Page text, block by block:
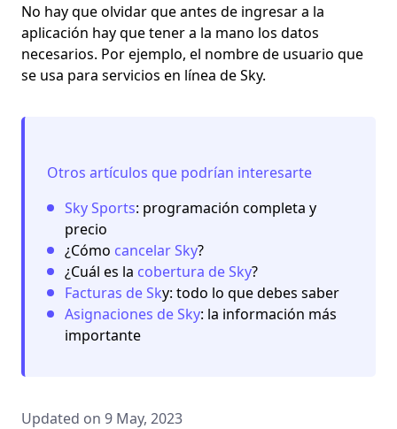
No hay que olvidar que antes de ingresar a la
aplicación hay que tener a la mano los datos
necesarios. Por ejemplo, el nombre de usuario que
se usa para servicios en línea de Sky.
Otros artículos que podrían interesarte
Sky Sports: programación completa y
precio
¿Cómo cancelar Sky?
¿Cuál es la cobertura de Sky?
Facturas de Sky: todo lo que debes saber
Asignaciones de Sky: la información más
importante
Updated on 9 May, 2023